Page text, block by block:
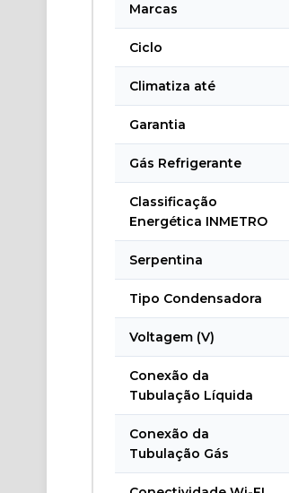
Marcas
Ciclo
Climatiza até
Garantia
Gás Refrigerante
Classificação
Energética INMETRO
Serpentina
Tipo Condensadora
Voltagem (V)
Conexão da
Tubulação Líquida
Conexão da
Tubulação Gás